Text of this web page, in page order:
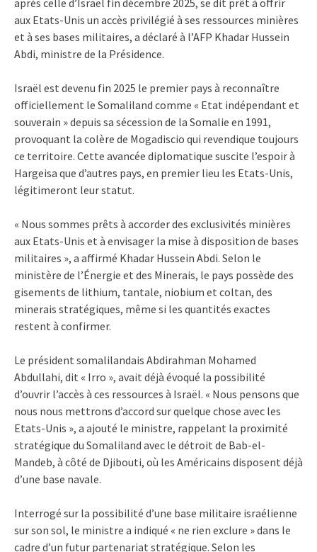
aux Etats-Unis un accès privilégié à ses ressources minières
et à ses bases militaires, a déclaré à l’AFP Khadar Hussein
Abdi, ministre de la Présidence.
Israël est devenu fin 2025 le premier pays à reconnaître
officiellement le Somaliland comme « Etat indépendant et
souverain » depuis sa sécession de la Somalie en 1991,
provoquant la colère de Mogadiscio qui revendique toujours
ce territoire. Cette avancée diplomatique suscite l’espoir à
Hargeisa que d’autres pays, en premier lieu les Etats-Unis,
légitimeront leur statut.
« Nous sommes prêts à accorder des exclusivités minières
aux Etats-Unis et à envisager la mise à disposition de bases
militaires », a affirmé Khadar Hussein Abdi. Selon le
ministère de l’Énergie et des Minerais, le pays possède des
gisements de lithium, tantale, niobium et coltan, des
minerais stratégiques, même si les quantités exactes
restent à confirmer.
Le président somalilandais Abdirahman Mohamed
Abdullahi, dit « Irro », avait déjà évoqué la possibilité
d’ouvrir l’accès à ces ressources à Israël. « Nous pensons que
nous nous mettrons d’accord sur quelque chose avec les
Etats-Unis », a ajouté le ministre, rappelant la proximité
stratégique du Somaliland avec le détroit de Bab-el-
Mandeb, à côté de Djibouti, où les Américains disposent déjà
d’une base navale.
Interrogé sur la possibilité d’une base militaire israélienne
sur son sol, le ministre a indiqué « ne rien exclure » dans le
cadre d’un futur partenariat stratégique. Selon les